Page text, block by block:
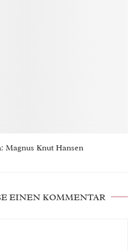
Magnus Knut Hansen
EINEN KOMMENTAR